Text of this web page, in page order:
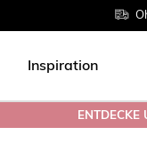
Inspiration
ENTDECKE